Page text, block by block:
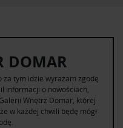
DOMAR
za tym idzie wyrażam zgodę
informacji o nowościach,
Wnętrz Domar, której
w każdej chwili będę mógł